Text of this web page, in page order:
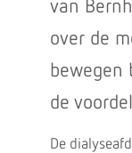
van
over de
bewegen
de
De